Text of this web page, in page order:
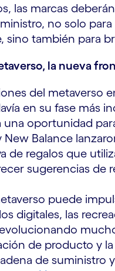
las marcas
no solo
sino también para
la nueva
del metaverso
en su fase más
una oportunidad
New Balance
de regalos que
sugerencias de
puede
digitales, las
de producto y
de suministro